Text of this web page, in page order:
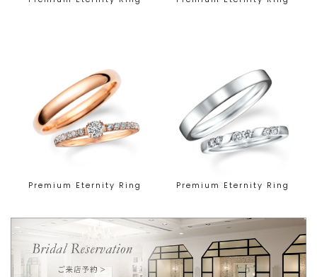
Premium Eternity Ring Premium Eternity Ring